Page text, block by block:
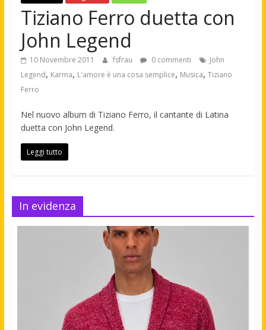
Tiziano Ferro duetta con
John Legend
10 Novembre 2011 fsfrau 0 commenti
John
Legend, Karma, L'amore è una cosa semplice, Musica, Tiziano
Ferro
Nel nuovo album di Tiziano Ferro, il cantante di Latina
duetta con John Legend.
Leggi tutto
In evidenza